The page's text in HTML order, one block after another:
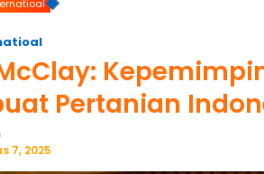
Pertanian
7, 2025